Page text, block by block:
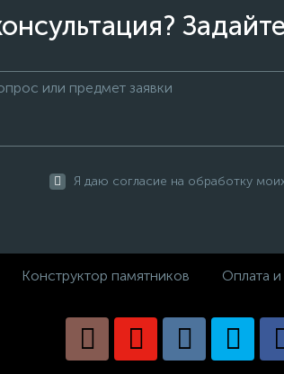
Я даю согласие на обработку
Конструктор памятников Оплата и